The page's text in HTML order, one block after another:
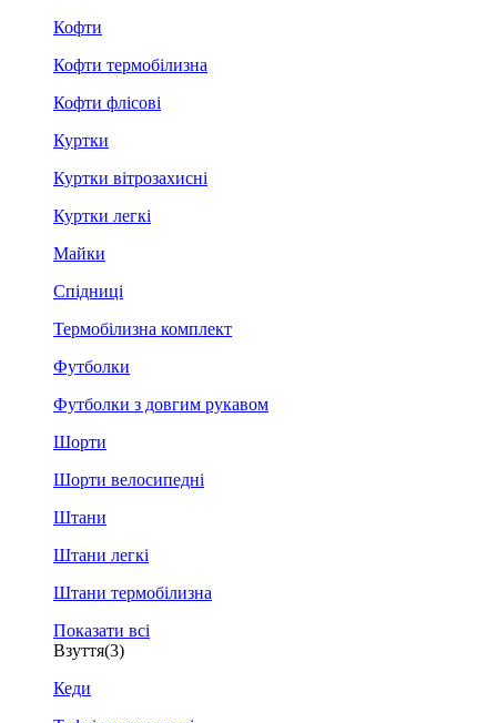
Кофти
Кофти термобілизна
Кофти флісові
Куртки
Куртки вітрозахисні
Куртки легкі
Майки
Спідниці
Термобілизна комплект
Футболки
Футболки з довгим рукавом
Шорти
Шорти велосипедні
Штани
Штани легкі
Штани термобілизна
Показати всі
Взуття(3)
Кеди